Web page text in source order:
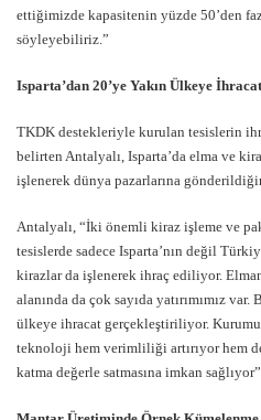
ettiğimizde kapasitenin yüzde 50’den
söyleyebiliriz.”
Isparta’dan 20’ye Yakın Ülkeye İhracat
TKDK destekleriyle kurulan tesislerin
belirten Antalyalı, Isparta’da elma ve
işlenerek dünya pazarlarına
Antalyalı, “İki önemli kiraz işleme ve
tesislerde sadece Isparta’nın değil
kirazlar da işlenerek ihraç ediliyor.
alanında da çok sayıda yatırımımız
ülkeye ihracat gerçekleştiriliyor.
teknoloji hem verimliliği artırıyor hem
katma değerle satmasına imkan